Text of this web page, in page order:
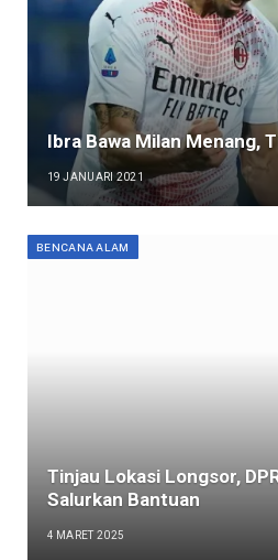
Ibra Bawa Milan Menang,
19 JANUARI 2021
BENCANA ALAM
Tinjau Lokasi Longsor,
Salurkan Bantuan
4 MARET 2025